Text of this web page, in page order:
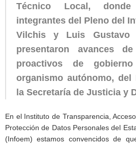
Técnico Local,
integrantes del Pleno del
Vilchis y Luis Gustavo
presentaron avances
proactivos de
organismo autónomo,
la Secretaría de Justicia y
En el Instituto de Transparencia,
Protección de Datos Personales del
(Infoem) estamos convencidos de